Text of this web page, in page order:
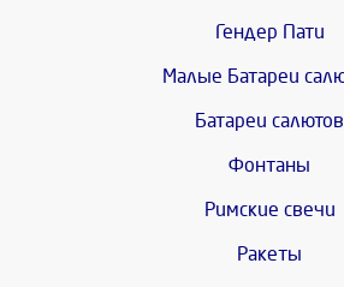
Гендер Пати
Малые Батареи
Батареи салютов
Фонтаны
Римские свечи
Ракеты